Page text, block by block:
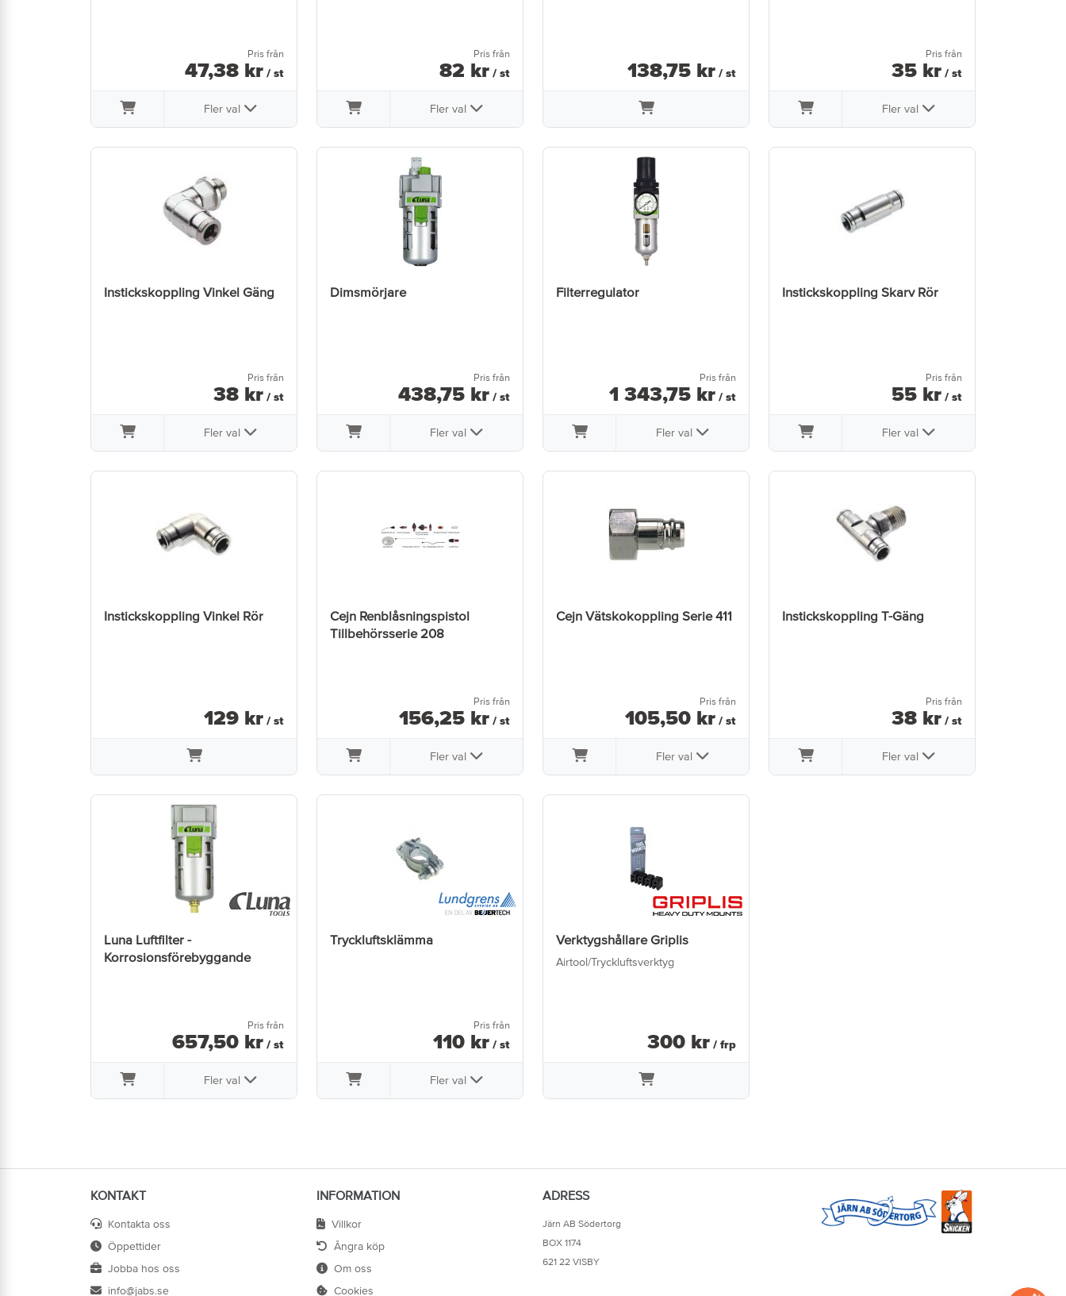
Pris från
47,38 kr / st
Fler val
Pris från
82 kr / st
Fler val
138,75 kr / st
Pris från
35 kr / st
Fler val
Instickskoppling Vinkel Gäng
Pris från
38 kr / st
Fler val
Dimsmörjare
Pris från
438,75 kr / st
Fler val
Filterregulator
Pris från
1 343,75 kr / st
Fler val
Instickskoppling Skarv Rör
Pris från
55 kr / st
Fler val
Instickskoppling Vinkel Rör
129 kr / st
Cejn Renblåsningspistol
Tillbehörsserie 208
Pris från
156,25 kr / st
Fler val
Cejn Vätskokoppling Serie 411
Pris från
105,50 kr / st
Fler val
Instickskoppling T-Gäng
Pris från
38 kr / st
Fler val
Luna Luftfilter -
Korrosionsförebyggande
Pris från
657,50 kr / st
Fler val
Tryckluftsklämma
Pris från
110 kr / st
Fler val
Verktygshållare Griplis
Airtool/Tryckluftsverktyg
300 kr / frp
KONTAKT
Kontakta oss
Öppettider
Jobba hos oss
info@jabs.se
INFORMATION
Villkor
Ångra köp
Om oss
Cookies
ADRESS
Järn AB Södertorg
BOX 1174
621 22 VISBY